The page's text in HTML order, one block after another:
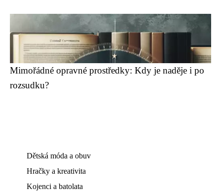
Mimořádné opravné prostředky: Kdy je naděje i po
rozsudku?
Dětská móda a obuv
Hračky a kreativita
Kojenci a batolata